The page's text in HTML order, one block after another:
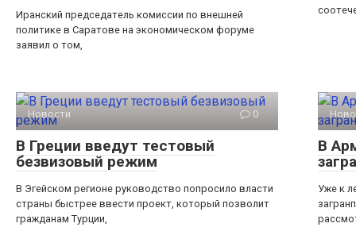
Иранский председатель комиссии по внешней
политике в Саратове на экономическом форуме
заявил о том,
Новости 0
В Греции введут тестовый
безвизовый режим
В Эгейском регионе руководство попросило власти
страны быстрее ввести проект, который позволит
гражданам Турции,
В
Уже к